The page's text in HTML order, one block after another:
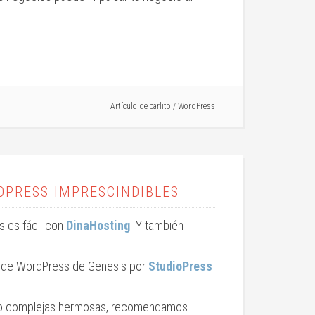
Artículo de carlito / WordPress
IMPRESCINDIBLES
es fácil con DinaHosting . Y también
WordPress de Genesis por StudioPress
hermosas, recomendamos